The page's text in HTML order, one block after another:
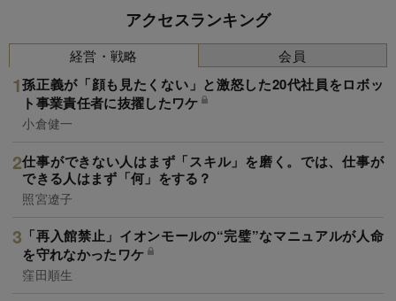
アクセスランキング
経営・戦略
孫正義が「顔も見たくない」と激怒した20代社員をロボッ
ト事業責任者に抜擢したワケ
小倉健一
仕事ができない人はまず「スキル」を磨く。では、仕事が
できる人はまず「何」をする？
照宮遼子
「再入館禁止」イオンモールの“完璧”なマニュアルが人命
を守れなかったワケ
窪田順生
会員